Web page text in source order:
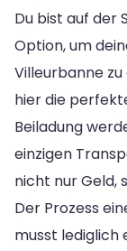
Du bist auf der
Option, um
Villeurbanne
hier die
Beiladung
einzigen
nicht nur Geld,
Der Prozess
musst lediglich